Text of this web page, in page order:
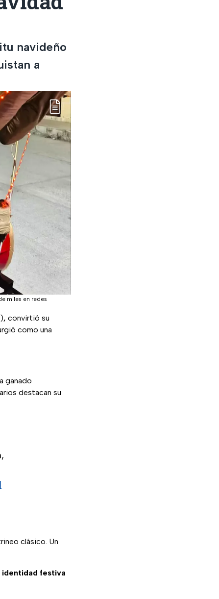
navideño
a
miles en redes
), convirtió su
como una
ganado
destacan su
clásico. Un
identidad festiva